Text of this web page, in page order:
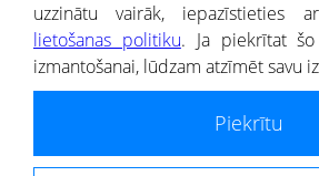
® CREDITREFORM Latvija
SIA
Portāla ietvaros saņemtajai informācijai ir
uzzinātu vairāk, iepazīstieties
lietošanas politiku. Ja piekrītat
izmantošanai, lūdzam atzīmēt savu
Piekrītu